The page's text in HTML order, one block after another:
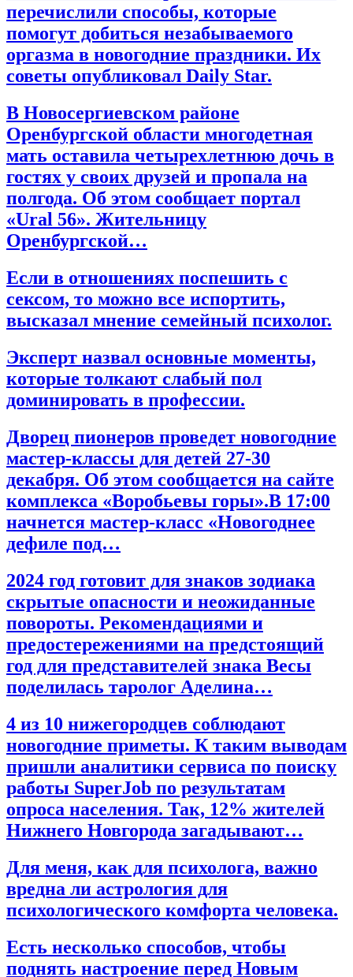
перечислили способы, которые
помогут добиться незабываемого
оргазма в новогодние праздники. Их
советы опубликовал Daily Star.
В Новосергиевском районе
Оренбургской области многодетная
мать оставила четырехлетнюю дочь в
гостях у своих друзей и пропала на
полгода. Об этом сообщает портал
«Ural 56». Жительницу
Оренбургской…
Если в отношениях поспешить с
сексом, то можно все испортить,
высказал мнение семейный психолог.
Эксперт назвал основные моменты,
которые толкают слабый пол
доминировать в профессии.
Дворец пионеров проведет новогодние
мастер-классы для детей 27-30
декабря. Об этом сообщается на сайте
комплекса «Воробьевы горы».В 17:00
начнется мастер-класс «Новогоднее
дефиле под…
2024 год готовит для знаков зодиака
скрытые опасности и неожиданные
повороты. Рекомендациями и
предостережениями на предстоящий
год для представителей знака Весы
поделилась таролог Аделина…
4 из 10 нижегородцев соблюдают
новогодние приметы. К таким выводам
пришли аналитики сервиса по поиску
работы SuperJob по результатам
опроса населения. Так, 12% жителей
Нижнего Новгорода загадывают…
Для меня, как для психолога, важно
вредна ли астрология для
психологического комфорта человека.
Есть несколько способов, чтобы
поднять настроение перед Новым